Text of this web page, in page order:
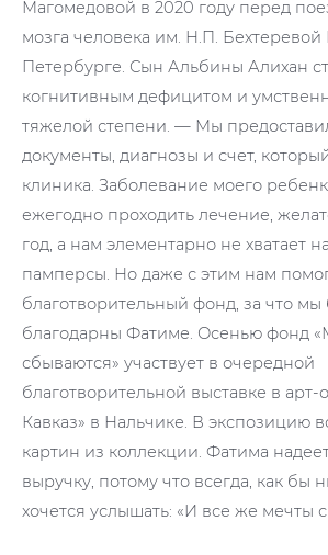
Магомедовой в 2020 году перед
мозга человека им. Н.П.
Петербурге. Сын Альбины Алихан
когнитивным дефицитом и
тяжелой степени. — Мы
документы, диагнозы и счет,
клиника. Заболевание моего
ежегодно проходить лечение,
год, а нам элементарно не хватает
памперсы. Но даже с этим нам
благотворительный фонд, за что
благодарны Фатиме. Осенью фонд
сбываются» участвует в очередной
благотворительной выставке в арт-
Кавказ» в Нальчике. В экспозицию
картин из коллекции. Фатима
выручку, потому что всегда, как бы
хочется услышать: «И все же мечты